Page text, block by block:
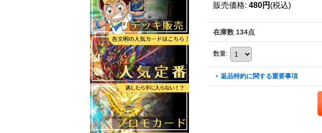
販売価格: 480円 (税込)
在庫数 134点
数量:
返品特約に関する重要事項